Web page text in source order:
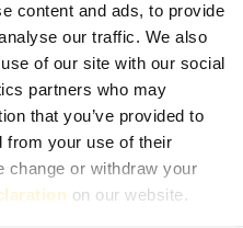
content and ads, to provide
our traffic. We also
of our site with our social
partners who may
that you’ve provided to
from your use of their
change or withdraw your
on our website.
verschillende groepsgroottes.
meer uitgewerkte gerechten,
maaltijd. Personeel
wanneer nodig.
grotere groepen. Geef